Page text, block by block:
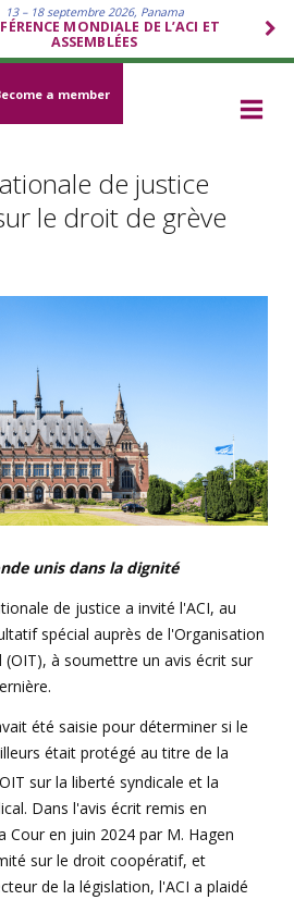
13 – 18 septembre 2026, Panama
MONDIALE DE L’ACI ET
ASSEMBLÉES
a member
de justice
le droit de grève
unis dans la dignité
de justice a invité l'ACI, au
spécial auprès de l'Organisation
à soumettre un avis écrit sur
été saisie pour déterminer si le
était protégé au titre de la
sur la liberté syndicale et la
Dans l'avis écrit remis en
Cour en juin 2024 par M. Hagen
sur le droit coopératif, et
de la législation, l'ACI a plaidé